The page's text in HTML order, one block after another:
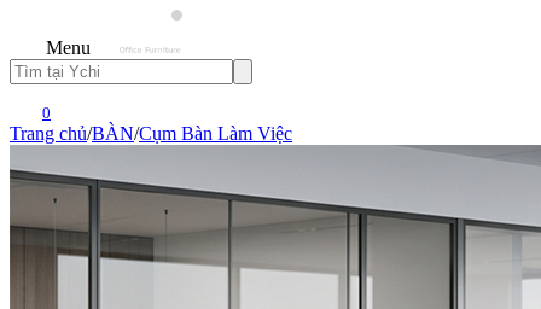
Menu
0
Trang chủ/BÀN/Cụm Bàn Làm Việc